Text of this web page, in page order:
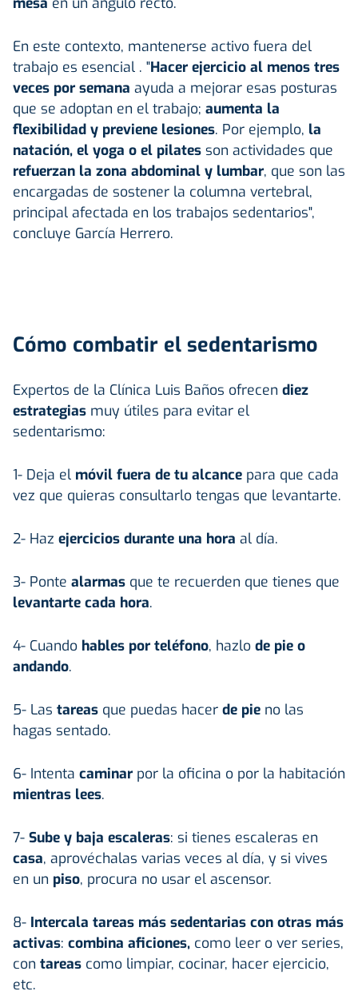
En este contexto, mantenerse activo fuera del
trabajo es esencial . "Hacer ejercicio al menos tres
veces por semana ayuda a mejorar esas posturas
que se adoptan en el trabajo; aumenta la
flexibilidad y previene lesiones. Por ejemplo, la
natación, el yoga o el pilates son actividades que
refuerzan la zona abdominal y lumbar, que son las
encargadas de sostener la columna vertebral,
principal afectada en los trabajos sedentarios",
concluye García Herrero.
Cómo combatir el sedentarismo
Expertos de la Clínica Luis Baños ofrecen diez
estrategias muy útiles para evitar el
sedentarismo:
1- Deja el móvil fuera de tu alcance para que cada
vez que quieras consultarlo tengas que levantarte.
2- Haz ejercicios durante una hora al día.
3- Ponte alarmas que te recuerden que tienes que
levantarte cada hora.
4- Cuando hables por teléfono, hazlo de pie o
andando.
5- Las tareas que puedas hacer de pie no las
hagas sentado.
6- Intenta caminar por la oficina o por la habitación
mientras lees.
7- Sube y baja escaleras: si tienes escaleras en
casa, aprovéchalas varias veces al día, y si vives
en un piso, procura no usar el ascensor.
8- Intercala tareas más sedentarias con otras más
activas: combina aficiones, como leer o ver series,
con tareas como limpiar, cocinar, hacer ejercicio,
etc.